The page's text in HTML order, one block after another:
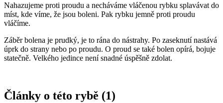
Nahazujeme proti proudu a necháváme vláčenou rybku splavávat do
míst, kde víme, že jsou boleni. Pak rybku jemně proti proudu
vláčíme.
Záběr bolena je prudký, je to rána do nástrahy. Po zaseknutí nastává
úprk do strany nebo po proudu. O proud se také bolen opírá, bojuje
statečně. Velkého jedince není snadné úspěšně zdolat.
Články o této rybě (1)